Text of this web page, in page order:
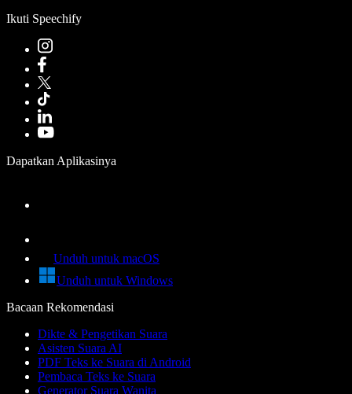
Ikuti Speechify
Dapatkan Aplikasinya
Unduh untuk macOS
Unduh untuk Windows
Bacaan Rekomendasi
Dikte & Pengetikan Suara
Asisten Suara AI
PDF Teks ke Suara di Android
Pembaca Teks ke Suara
Generator Suara Wanita